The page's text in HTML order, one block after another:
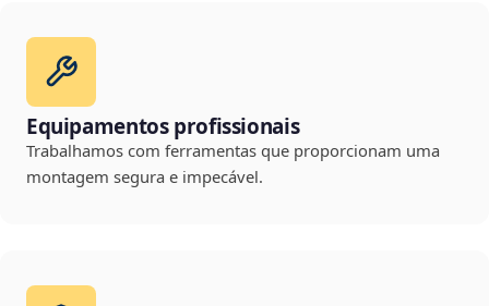
Equipamentos profissionais
Trabalhamos com ferramentas que proporcionam uma
montagem segura e impecável.